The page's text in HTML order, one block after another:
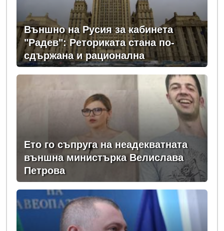
Външно на Русия за кабинета
"Радев": Реториката стана по-
сдържана и рационална
Ето го съпруга на неадекватната
външна министърка Велислава
Петрова